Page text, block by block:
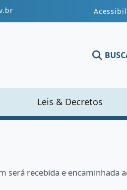
Leis & Decretos
será recebida e encaminhada